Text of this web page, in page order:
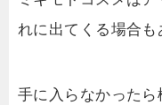
れに出てくる場合も
手に入らなかったら